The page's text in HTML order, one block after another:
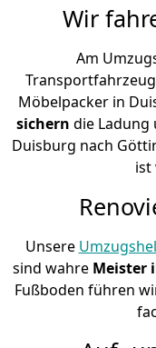
Wir
Am
Möbelpacker in
sichern die Ladung
Duisburg nach
ist
Unsere
sind wahre Meister
Fußboden führen